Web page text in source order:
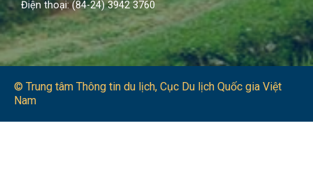
Điện thoại: (84-24) 3942 3760
© Trung tâm Thông tin du lịch​, Cục Du lịch Quốc gia Việt
Nam